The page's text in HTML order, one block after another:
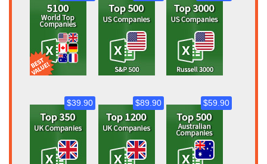
$39.90 $89.90 $59.90